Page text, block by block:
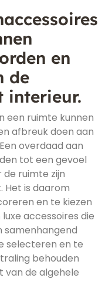
en
de
interieur.
een ruimte kunnen
afbreuk doen aan
overdaad aan
tot een gevoel
ruimte zijn
Het is daarom
en te kiezen
accessoires die
samenhangend
selecteren en te
behouden
van de algehele